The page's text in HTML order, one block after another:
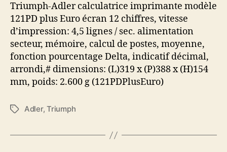
Triumph-Adler calculatrice imprimante modèle
121PD plus Euro écran 12 chiffres, vitesse
d’impression: 4,5 lignes / sec. alimentation
secteur, mémoire, calcul de postes, moyenne,
fonction pourcentage Delta, indicatif décimal,
arrondi,# dimensions: (L)319 x (P)388 x (H)154
mm, poids: 2.600 g (121PDPlusEuro)
Étiquettes
Adler,Triumph